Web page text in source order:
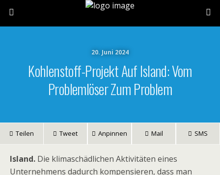
20. Juni 2024
Kohlenstoff-Projekt Auf Island: Vom
Problemlöser Zum Problem
Teilen Tweet Anpinnen Mail SMS
Island. Die klimaschädlichen Aktivitäten eines
Unternehmens dadurch kompensieren, dass man